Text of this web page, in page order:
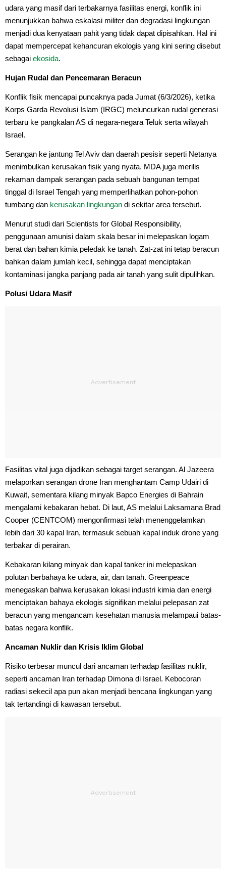
udara yang masif dari terbakarnya fasilitas energi, konflik ini
menunjukkan bahwa eskalasi militer dan degradasi lingkungan
menjadi dua kenyataan pahit yang tidak dapat dipisahkan. Hal ini
dapat mempercepat kehancuran ekologis yang kini sering disebut
sebagai ekosida.
Hujan Rudal dan Pencemaran Beracun
Konflik fisik mencapai puncaknya pada Jumat (6/3/2026), ketika
Korps Garda Revolusi Islam (IRGC) meluncurkan rudal generasi
terbaru ke pangkalan AS di negara-negara Teluk serta wilayah
Israel.
Serangan ke jantung Tel Aviv dan daerah pesisir seperti Netanya
menimbulkan kerusakan fisik yang nyata. MDA juga merilis
rekaman dampak serangan pada sebuah bangunan tempat
tinggal di Israel Tengah yang memperlihatkan pohon-pohon
tumbang dan kerusakan lingkungan di sekitar area tersebut.
Menurut studi dari Scientists for Global Responsibility,
penggunaan amunisi dalam skala besar ini melepaskan logam
berat dan bahan kimia peledak ke tanah. Zat-zat ini tetap beracun
bahkan dalam jumlah kecil, sehingga dapat menciptakan
kontaminasi jangka panjang pada air tanah yang sulit dipulihkan.
Polusi Udara Masif
Fasilitas vital juga dijadikan sebagai target serangan. Al Jazeera
melaporkan serangan drone Iran menghantam Camp Udairi di
Kuwait, sementara kilang minyak Bapco Energies di Bahrain
mengalami kebakaran hebat. Di laut, AS melalui Laksamana Brad
Cooper (CENTCOM) mengonfirmasi telah menenggelamkan
lebih dari 30 kapal Iran, termasuk sebuah kapal induk drone yang
terbakar di perairan.
Kebakaran kilang minyak dan kapal tanker ini melepaskan
polutan berbahaya ke udara, air, dan tanah. Greenpeace
menegaskan bahwa kerusakan lokasi industri kimia dan energi
menciptakan bahaya ekologis signifikan melalui pelepasan zat
beracun yang mengancam kesehatan manusia melampaui batas-
batas negara konflik.
Ancaman Nuklir dan Krisis Iklim Global
Risiko terbesar muncul dari ancaman terhadap fasilitas nuklir,
seperti ancaman Iran terhadap Dimona di Israel. Kebocoran
radiasi sekecil apa pun akan menjadi bencana lingkungan yang
tak tertandingi di kawasan tersebut.